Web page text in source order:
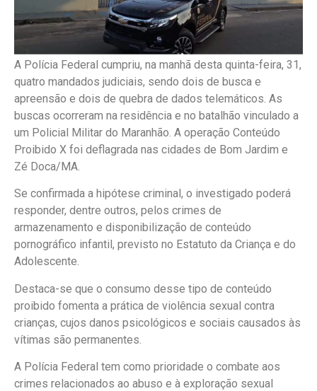
A Polícia Federal cumpriu, na manhã desta quinta-feira, 31,
quatro mandados judiciais, sendo dois de busca e
apreensão e dois de quebra de dados telemáticos. As
buscas ocorreram na residência e no batalhão vinculado a
um Policial Militar do Maranhão. A operação Conteúdo
Proibido X foi deflagrada nas cidades de Bom Jardim e
Zé Doca/MA.
Se confirmada a hipótese criminal, o investigado poderá
responder, dentre outros, pelos crimes de
armazenamento e disponibilização de conteúdo
pornográfico infantil, previsto no Estatuto da Criança e do
Adolescente.
Destaca-se que o consumo desse tipo de conteúdo
proibido fomenta a prática de violência sexual contra
crianças, cujos danos psicológicos e sociais causados às
vítimas são permanentes.
A Polícia Federal tem como prioridade o combate aos
crimes relacionados ao abuso e à exploração sexual